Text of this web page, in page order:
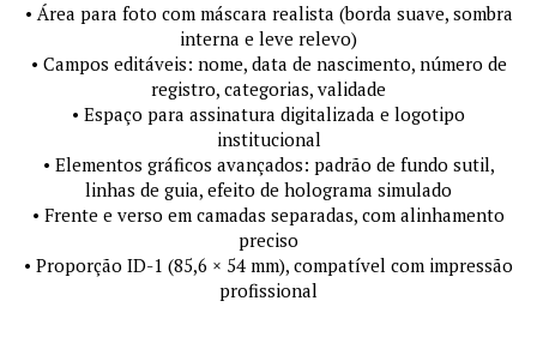
• Área para foto com máscara realista (borda suave, sombra
interna e leve relevo)
• Campos editáveis: nome, data de nascimento, número de
registro, categorias, validade
• Espaço para assinatura digitalizada e logotipo
institucional
• Elementos gráficos avançados: padrão de fundo sutil,
linhas de guia, efeito de holograma simulado
• Frente e verso em camadas separadas, com alinhamento
preciso
• Proporção ID-1 (85,6 × 54 mm), compatível com impressão
profissional